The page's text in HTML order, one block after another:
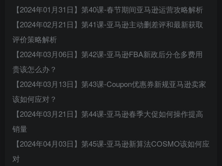
【2024年01月31日】第40课-春节期间亚马逊运营攻略解析
【2024年02月21日】第41课-亚马逊主动删差评和最新获取
评价策略解析
【2024年03月06日】第42课-亚马逊FBA新政后分仓多费用
贵该怎么办？
【2024年03月13日】第43课-Coupon优惠券新规亚马逊卖家
该如何应对？
【2024年03月21日】第44课-亚马逊春季大促如何操作提高
销量
【2024年04月03日】第45课-亚马逊新算法COSMO该如何应
对